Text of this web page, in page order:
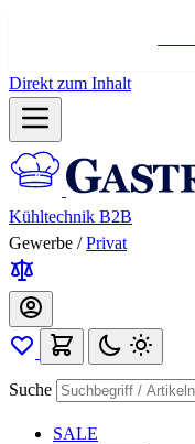
Direkt zum Inhalt
Kühltechnik B2B
Gewerbe / Privat
Suche
SALE